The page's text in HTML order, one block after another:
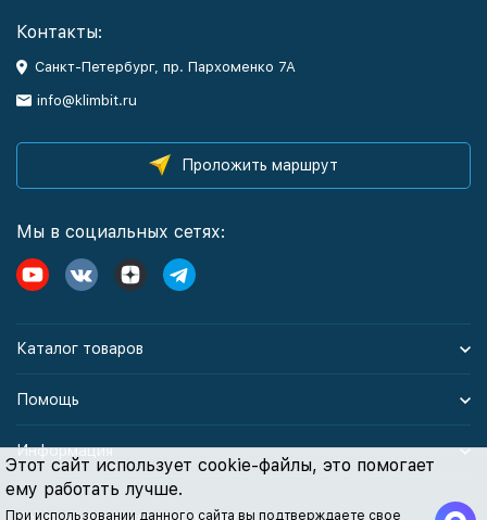
Этот сайт использует cookie-файлы, это помогает
ему работать лучше.
При использовании данного сайта вы подтверждаете свое
Контакты:
Санкт-Петербург, пр. Пархоменко 7А
info@klimbit.ru
Проложить маршрут
Мы в социальных сетях:
Каталог товаров
Помощь
Информация